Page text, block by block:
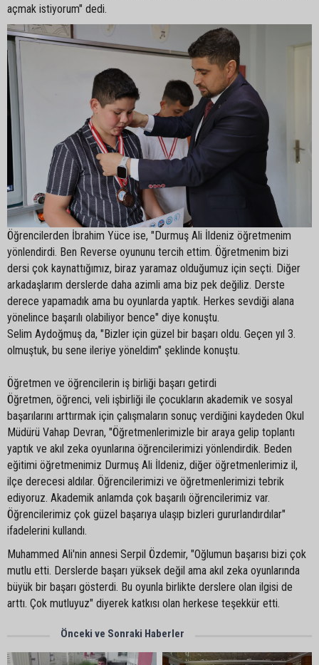
açmak istiyorum" dedi.
Öğrencilerden İbrahim Yüce ise, "Durmuş Ali İldeniz öğretmenim
yönlendirdi. Ben Reverse oyununu tercih ettim. Öğretmenim bizi
dersi çok kaynattığımız, biraz yaramaz olduğumuz için seçti. Diğer
arkadaşlarım derslerde daha azimli ama biz pek değiliz. Derste
derece yapamadık ama bu oyunlarda yaptık. Herkes sevdiği alana
yönelince başarılı olabiliyor bence" diye konuştu.
Selim Aydoğmuş da, "Bizler için güzel bir başarı oldu. Geçen yıl 3.
olmuştuk, bu sene ileriye yöneldim" şeklinde konuştu.
Öğretmen ve öğrencilerin iş birliği başarı getirdi
Öğretmen, öğrenci, veli işbirliği ile çocukların akademik ve sosyal
başarılarını arttırmak için çalışmaların sonuç verdiğini kaydeden Okul
Müdürü Vahap Devran, "Öğretmenlerimizle bir araya gelip toplantı
yaptık ve akıl zeka oyunlarına öğrencilerimizi yönlendirdik. Beden
eğitimi öğretmenimiz Durmuş Ali İldeniz, diğer öğretmenlerimiz il,
ilçe derecesi aldılar. Öğrencilerimizi ve öğretmenlerimizi tebrik
ediyoruz. Akademik anlamda çok başarılı öğrencilerimiz var.
Öğrencilerimiz çok güzel başarıya ulaşıp bizleri gururlandırdılar"
ifadelerini kullandı.
Muhammed Ali'nin annesi Serpil Özdemir, "Oğlumun başarısı bizi çok
mutlu etti. Derslerde başarı yüksek değil ama akıl zeka oyunlarında
büyük bir başarı gösterdi. Bu oyunla birlikte derslere olan ilgisi de
arttı. Çok mutluyuz" diyerek katkısı olan herkese teşekkür etti.
Önceki ve Sonraki Haberler